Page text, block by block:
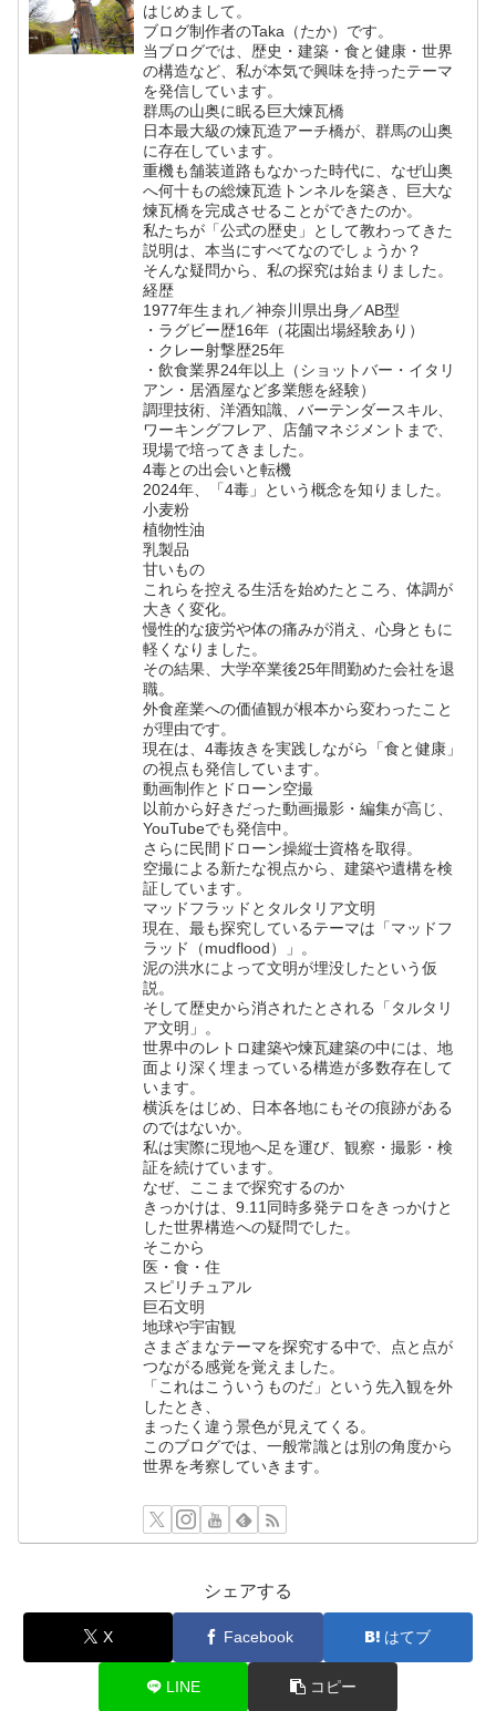
はじめまして。
ブログ制作者のTaka（たか）です。
当ブログでは、歴史・建築・食と健康・世界
の構造など、私が本気で興味を持ったテーマ
を発信しています。
群馬の山奥に眠る巨大煉瓦橋
日本最大級の煉瓦造アーチ橋が、群馬の山奥
に存在しています。
重機も舗装道路もなかった時代に、なぜ山奥
へ何十もの総煉瓦造トンネルを築き、巨大な
煉瓦橋を完成させることができたのか。
私たちが「公式の歴史」として教わってきた
説明は、本当にすべてなのでしょうか？
そんな疑問から、私の探究は始まりました。
経歴
1977年生まれ／神奈川県出身／AB型
・ラグビー歴16年（花園出場経験あり）
・クレー射撃歴25年
・飲食業界24年以上（ショットバー・イタリ
アン・居酒屋など多業態を経験）
調理技術、洋酒知識、バーテンダースキル、
ワーキングフレア、店舗マネジメントまで、
現場で培ってきました。
4毒との出会いと転機
2024年、「4毒」という概念を知りました。
小麦粉
植物性油
乳製品
甘いもの
これらを控える生活を始めたところ、体調が
大きく変化。
慢性的な疲労や体の痛みが消え、心身ともに
軽くなりました。
その結果、大学卒業後25年間勤めた会社を退
職。
外食産業への価値観が根本から変わったこと
が理由です。
現在は、4毒抜きを実践しながら「食と健康」
の視点も発信しています。
動画制作とドローン空撮
以前から好きだった動画撮影・編集が高じ、
YouTubeでも発信中。
さらに民間ドローン操縦士資格を取得。
空撮による新たな視点から、建築や遺構を検
証しています。
マッドフラッドとタルタリア文明
現在、最も探究しているテーマは「マッドフ
ラッド（mudflood）」。
泥の洪水によって文明が埋没したという仮
説。
そして歴史から消されたとされる「タルタリ
ア文明」。
世界中のレトロ建築や煉瓦建築の中には、地
面より深く埋まっている構造が多数存在して
います。
横浜をはじめ、日本各地にもその痕跡がある
のではないか。
私は実際に現地へ足を運び、観察・撮影・検
証を続けています。
なぜ、ここまで探究するのか
きっかけは、9.11同時多発テロをきっかけと
した世界構造への疑問でした。
そこから
医・食・住
スピリチュアル
巨石文明
地球や宇宙観
さまざまなテーマを探究する中で、点と点が
つながる感覚を覚えました。
「これはこういうものだ」という先入観を外
したとき、
まったく違う景色が見えてくる。
このブログでは、一般常識とは別の角度から
世界を考察していきます。
シェアする
X Facebook はてブ
LINE コピー